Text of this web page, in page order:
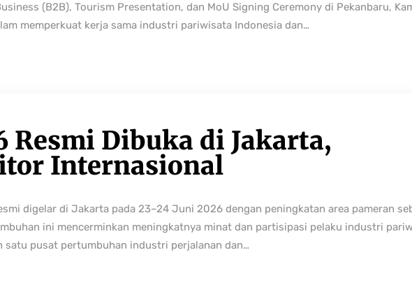
(B2B), Tourism Presentation, dan MoU Signing Ceremony di Pekanbaru,
memperkuat kerja sama industri pariwisata Indonesia dan…
Resmi Dibuka di Jakarta,
Internasional
digelar di Jakarta pada 23–24 Juni 2026 dengan peningkatan area pameran
ini mencerminkan meningkatnya minat dan partisipasi pelaku industri
satu pusat pertumbuhan industri perjalanan dan…